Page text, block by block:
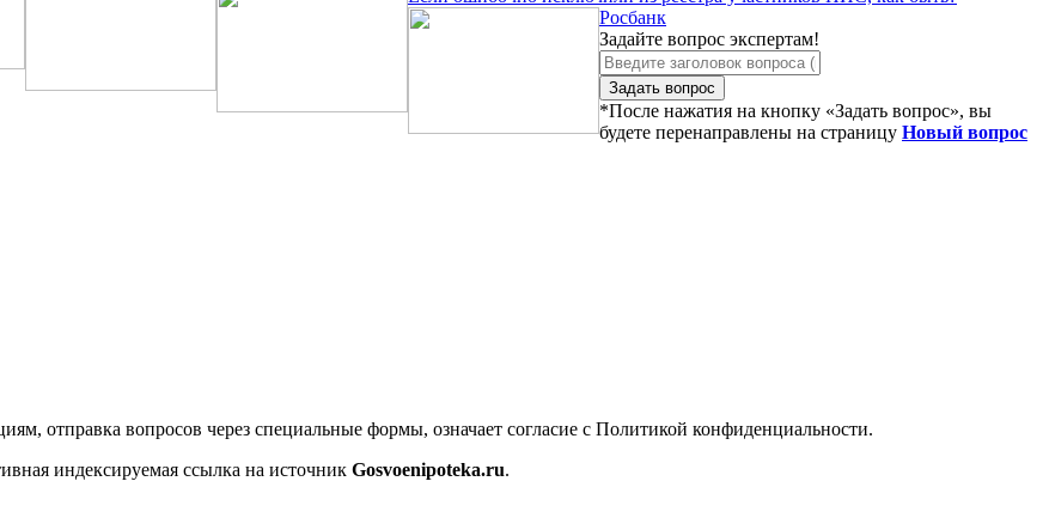
Росбанк
Задайте вопрос экспертам!
Задать вопрос
*После нажатия на кнопку «Задать вопрос», вы
будете перенаправлены на страницу Новый вопрос
отправка вопросов через специальные формы, означает согласие с Политикой конфиденциальности.
индексируемая ссылка на источник Gosvoenipoteka.ru.